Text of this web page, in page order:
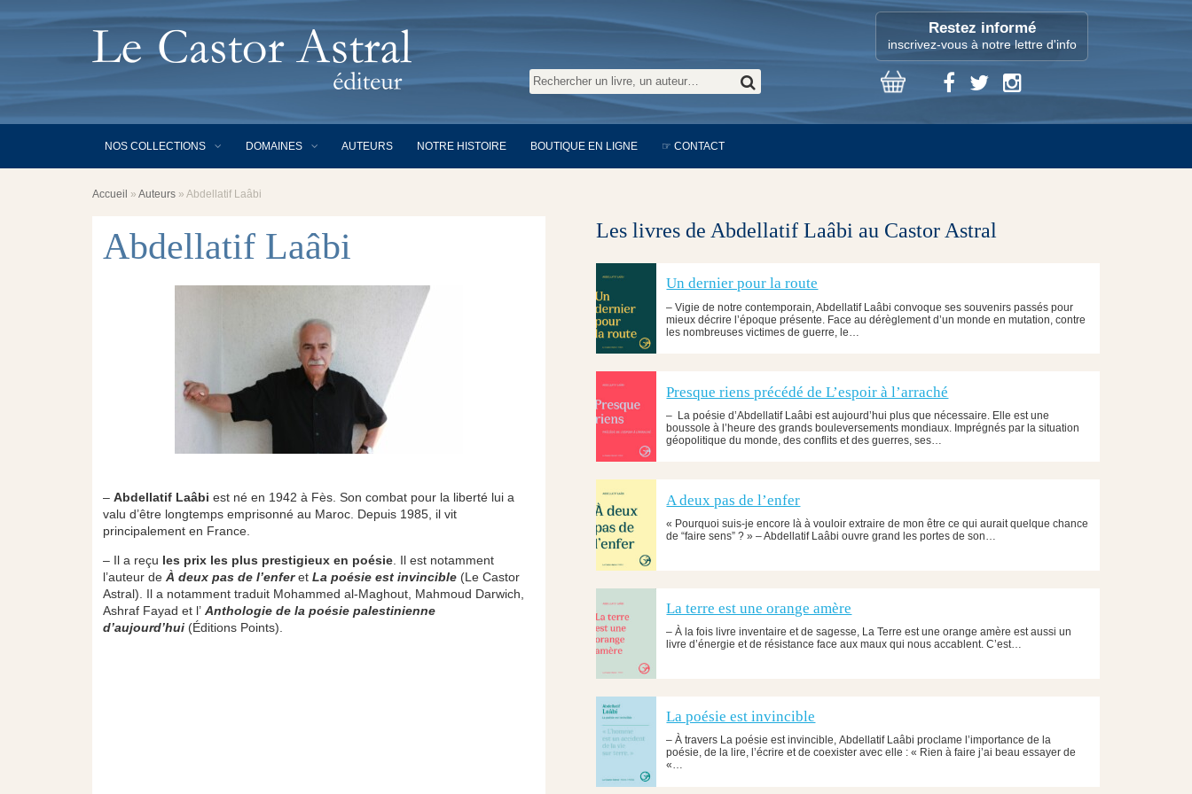
Restez informé
inscrivez-vous à notre lettre d'info
NOS COLLECTIONS DOMAINES AUTEURS NOTRE HISTOIRE BOUTIQUE EN LIGNE ☞ CONTACT
Accueil »Auteurs »Abdellatif Laâbi
Abdellatif Laâbi
– Abdellatif Laâbi est né en 1942 à Fès. Son combat pour la liberté lui a
valu d’être longtemps emprisonné au Maroc. Depuis 1985, il vit
principalement en France.
– Il a reçu les prix les plus prestigieux en poésie. Il est notamment
l’auteur de À deux pas de l’enferet La poésie est invincible(Le Castor
Astral). Il a notamment traduit Mohammed al-Maghout, Mahmoud Darwich,
Ashraf Fayad et l’ Anthologie de la poésie palestinienne
d’aujourd’hui(Éditions Points).
Les livres de Abdellatif Laâbi au Castor Astral
Un dernier pour la route
– Vigie de notre contemporain, Abdellatif Laâbi convoque ses souvenirs passés pour
mieux décrire l’époque présente. Face au dérèglement d’un monde en mutation, contre
les nombreuses victimes de guerre, le…
Presque riens précédé de L’espoir à l’arraché
– La poésie d’Abdellatif Laâbi est aujourd’hui plus que nécessaire. Elle est une
boussole à l’heure des grands bouleversements mondiaux. Imprégnés par la situation
géopolitique du monde, des conflits et des guerres, ses…
A deux pas de l’enfer
« Pourquoi suis-je encore là à vouloir extraire de mon être ce qui aurait quelque chance
de “faire sens” ? » – Abdellatif Laâbi ouvre grand les portes de son…
La terre est une orange amère
– À la fois livre inventaire et de sagesse, La Terre est une orange amère est aussi un
livre d’énergie et de résistance face aux maux qui nous accablent. C’est…
La poésie est invincible
– À travers La poésie est invincible, Abdellatif Laâbi proclame l’importance de la
poésie, de la lire, l’écrire et de coexister avec elle : « Rien à faire j’ai beau essayer de
«…